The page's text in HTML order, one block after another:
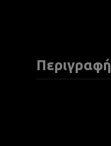
Περιγραφή